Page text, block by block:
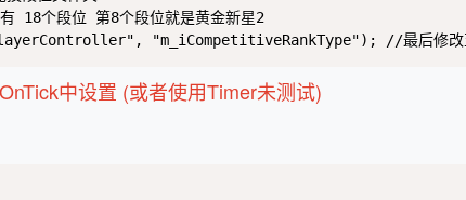
个段位 第8个段位就是黄金新星2
"m_iCompetitiveRankType"); //最后修改
中设置 (或者使用Timer未测试)